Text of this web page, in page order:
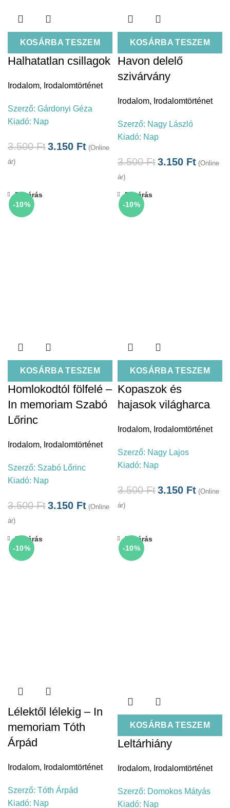
KOSÁRBA TESZEM
Halhatatlan csillagok
Irodalom, Irodalomtörténet
Szerző: Gárdonyi Géza
Kiadó: Nap
3.500Ft3.150 Ft (Online
ár)
KOSÁRBA TESZEM
Havon delelő
szivárvány
Irodalom, Irodalomtörténet
Szerző: Nagy László
Kiadó: Nap
3.500Ft3.150 Ft (Online
ár)
-10%
KOSÁRBA TESZEM
Bezárás
Homlokodtól fölfelé –
In memoriam Szabó
Lőrinc
Irodalom, Irodalomtörténet
Szerző: Szabó Lőrinc
Kiadó: Nap
3.500Ft3.150 Ft (Online
ár)
-10%
KOSÁRBA TESZEM
Bezárás
Kopaszok és
hajasok világharca
Irodalom, Irodalomtörténet
Szerző: Nagy Lajos
Kiadó: Nap
3.500Ft3.150 Ft (Online
ár)
-10%
Bezárás
Lélektől lélekig – In
memoriam Tóth
Árpád
Irodalom, Irodalomtörténet
Szerző: Tóth Árpád
Kiadó: Nap
-10%
KOSÁRBA TESZEM
Bezárás
Leltárhiány
Irodalom, Irodalomtörténet
Szerző: Domokos Mátyás
Kiadó: Nap